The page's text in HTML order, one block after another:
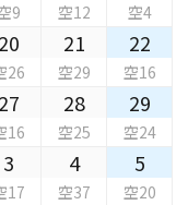
9 空12 空4
20
26
21
空29
22
空16
27
16
28
空25
29
空24
3
17
4
空37
5
空20